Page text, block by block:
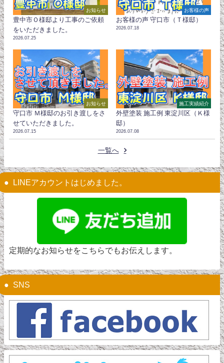
お知らせ
豊中市Ｏ様邸より工事のご依頼
をいただきました。
2026.07.25
お客様の声
お客様の声 守口市（Ｔ様邸）
2026.07.18
お知らせ
守口市 Ｍ様邸のお引き渡しをさ
せていただきました。
2026.07.15
施工実績紹介
外壁塗装 施工例 東淀川区（Ｋ様
邸）
2026.07.08
一覧へ
LINEアカウントはじめました。
定期的なお知らせをこちらでもお伝えします。
SNS